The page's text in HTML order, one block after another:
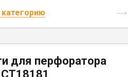
категорию
для перфоратора